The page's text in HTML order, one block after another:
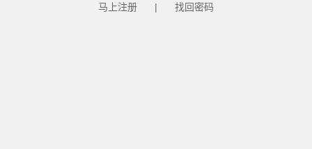
马上注册 | 找回密码